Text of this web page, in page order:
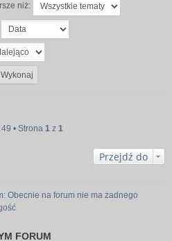
niż:
• Strona 1 z 1
Przejdź do
Obecnie na forum nie ma żadnego
FORUM